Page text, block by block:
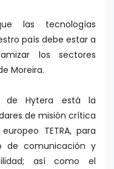
las tecnologías
país debe estar a
los sectores
Moreira.
de Hytera está la
de misión crítica
TETRA, para
de comunicación y
así como el